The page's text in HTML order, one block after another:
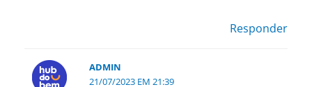
Responder
ADMIN
21/07/2023 EM 21:39